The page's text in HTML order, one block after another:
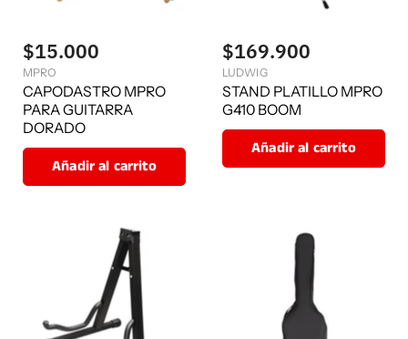
$15.000
MPRO
CAPODASTRO MPRO
PARA GUITARRA
DORADO
Añadir al carrito
$169.900
LUDWIG
STAND PLATILLO MPRO
G410 BOOM
Añadir al carrito